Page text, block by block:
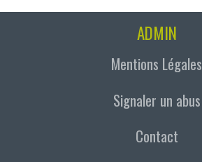
ADMIN
Mentions Légales
Signaler un abus
Contact